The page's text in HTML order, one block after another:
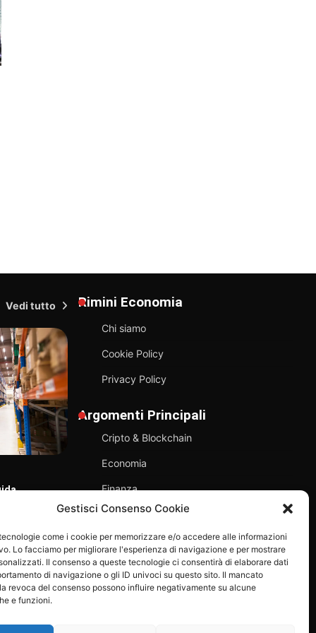
Gestisci Consenso Cookie
come i cookie per memorizzare e/o accedere alle informazioni
Lo facciamo per migliorare l'esperienza di navigazione e per mostrare
Il consenso a queste tecnologie ci consentirà di elaborare dati
di navigazione o gli ID univoci su questo sito. Il mancato
revoca del consenso possono influire negativamente su alcune
e funzioni.
Vedi tutto
2025
La società di navigazione giapponese
piattaforma per il pagamento degli
stipendi destinata ai marittimi.
Rimini Economia 24 Giugno 2025
Rimini Economia
Chi siamo
Cookie Policy
Privacy Policy
Argomenti Principali
Cripto & Blockchain
Economia
Finanza
Sostenibilità
Tecnologia